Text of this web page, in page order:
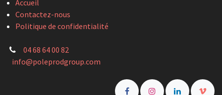
Accueil
Contactez-nous
Politique de confidentialité
04 68 64 00 82
info@poleprodgroup.com